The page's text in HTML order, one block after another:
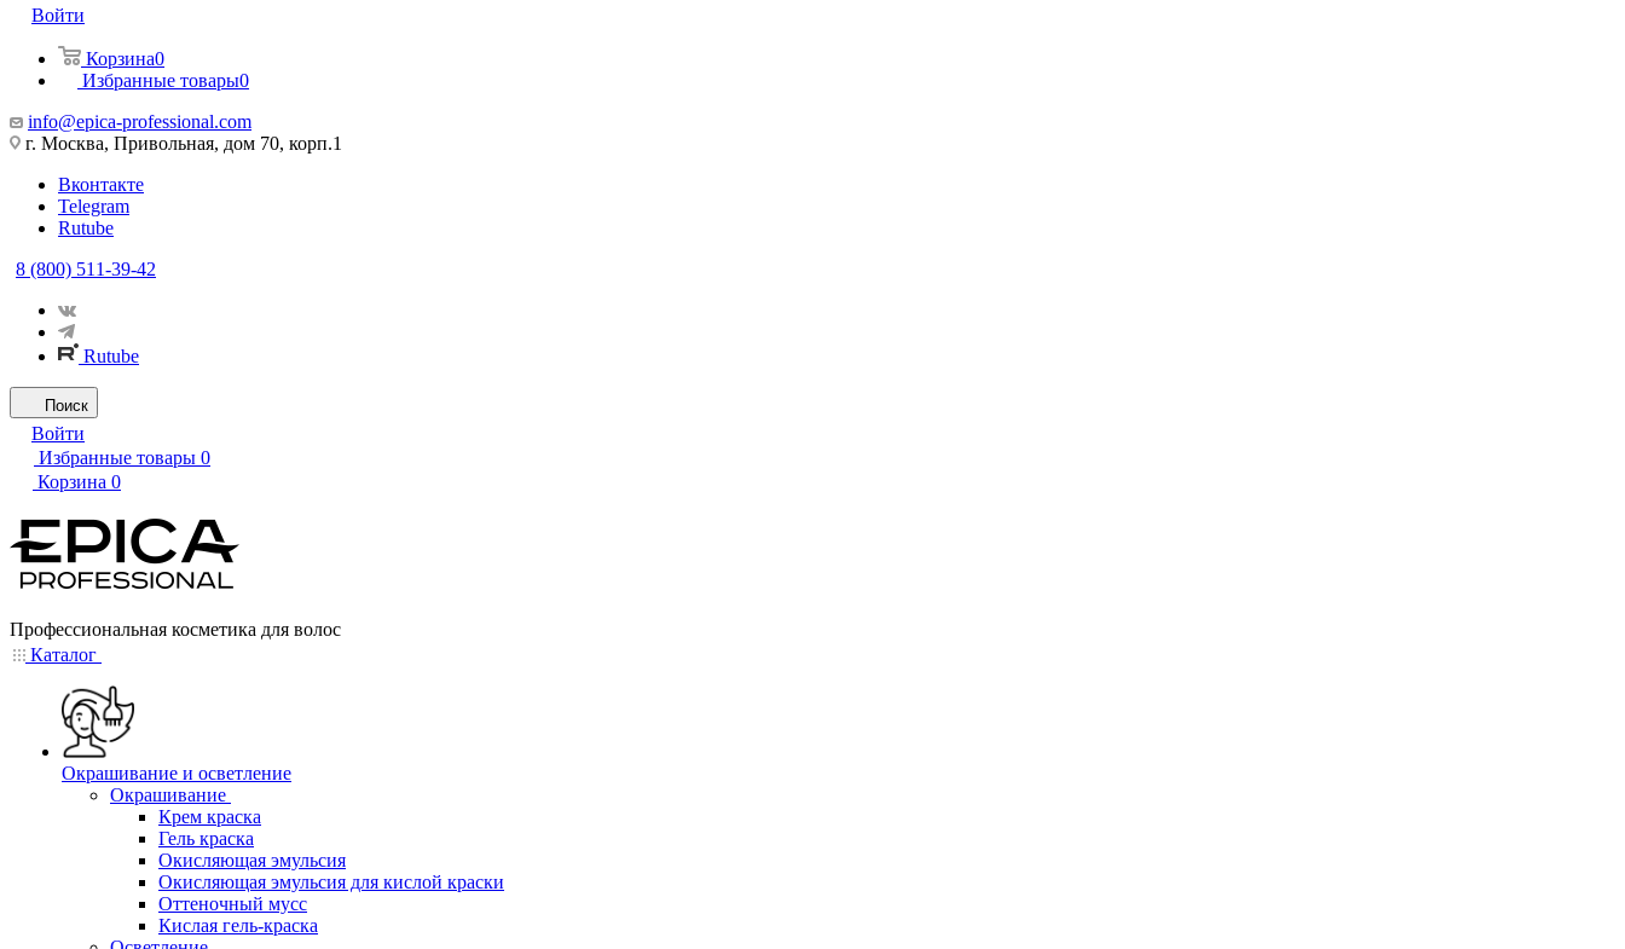
Войти
Корзина0
Избранные товары0
info@epica-professional.com
г. Москва, Привольная, дом 70, корп.1
Вконтакте
Telegram
Rutube
8 (800) 511-39-42
Rutube
Поиск
Войти
Избранные товары 0
Корзина 0
Профессиональная косметика для волос
Каталог
Окрашивание и осветление
Окрашивание
Крем краска
Гель краска
Окисляющая эмульсия
Окисляющая эмульсия для кислой краски
Оттеночный мусс
Кислая гель-краска